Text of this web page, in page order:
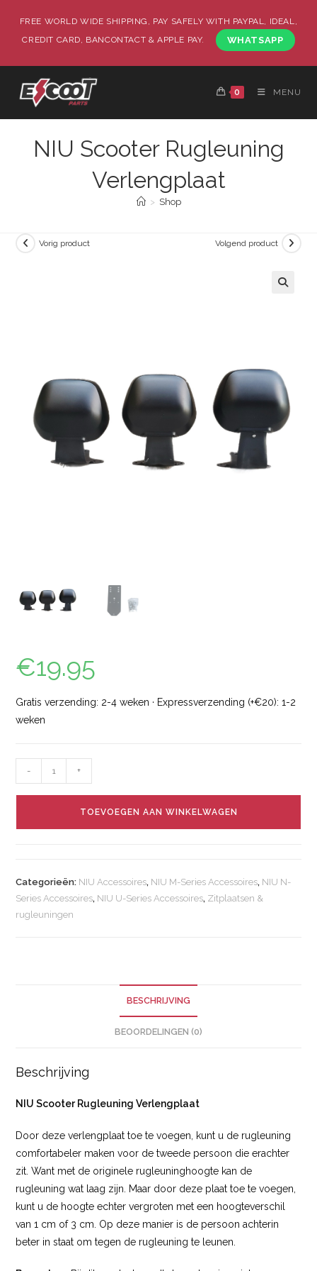
FREE WORLD WIDE SHIPPING, PAY SAFELY WITH PAYPAL, IDEAL,
CREDIT CARD, BANCONTACT & APPLE PAY.
WHATSAPP
0 MENU
NIU Scooter Rugleuning
Verlengplaat
> Shop
Vorig product Volgend product
€19.95
Gratis verzending: 2-4 weken · Expressverzending (+€20): 1-2
weken
- +
TOEVOEGEN AAN WINKELWAGEN
Categorieën: NIU Accessoires, NIU M-Series Accessoires, NIU N-
Series Accessoires, NIU U-Series Accessoires, Zitplaatsen &
rugleuningen
BESCHRIJVING
BEOORDELINGEN (0)
Beschrijving
NIU Scooter Rugleuning Verlengplaat
Door deze verlengplaat toe te voegen, kunt u de rugleuning
comfortabeler maken voor de tweede persoon die erachter
zit. Want met de originele rugleuninghoogte kan de
rugleuning wat laag zijn. Maar door deze plaat toe te voegen,
kunt u de hoogte echter vergroten met een hoogteverschil
van 1 cm of 3 cm. Op deze manier is de persoon achterin
beter in staat om tegen de rugleuning te leunen.